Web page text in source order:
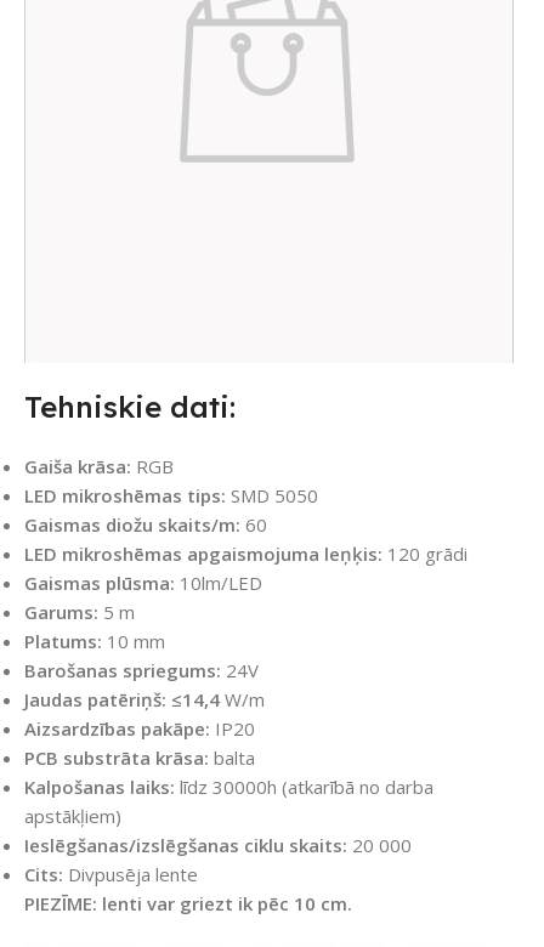
Tehniskie dati:
Gaiša krāsa: RGB
LED mikroshēmas tips: SMD 5050
Gaismas diožu skaits/m: 60
LED mikroshēmas apgaismojuma leņķis: 120 grādi
Gaismas plūsma: 10lm/LED
Garums: 5 m
Platums: 10 mm
Barošanas spriegums: 24V
Jaudas patēriņš: ≤14,4 W/m
Aizsardzības pakāpe: IP20
PCB substrāta krāsa: balta
Kalpošanas laiks: līdz 30000h (atkarībā no darba
apstākļiem)
Ieslēgšanas/izslēgšanas ciklu skaits: 20 000
Cits: Divpusēja lente
PIEZĪME: lenti var griezt ik pēc 10 cm.